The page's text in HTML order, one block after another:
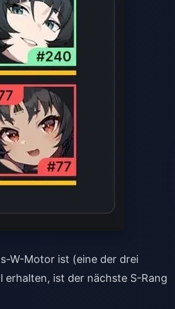
W-Motor ist (eine der drei
erhalten, ist der nächste S-Rang